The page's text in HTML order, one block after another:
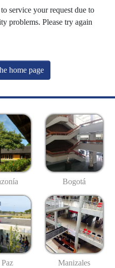
service your request due to
problems. Please try again
home page
Bogotá
Manizales